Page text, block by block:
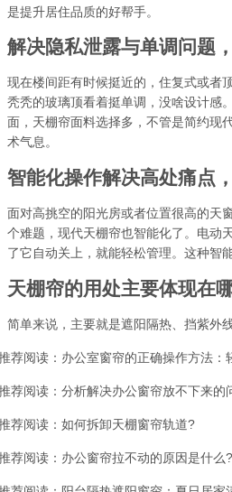
是提升居住品质的好帮手。
解决隐私泄露与单调问题
现在楼间距有时候挺近的，住复式或者
秃秃的玻璃顶看着挺单调，没啥设计感
面，天棚帘面料选择多，不管是简约现
术气息。
智能化操作解决高处痛点
面对高挑空的阳光房或者位置很高的天
个难题，现代天棚帘也智能化了。电动
了它自动关上，就能轻松管理。这种智
天棚帘的用处主要体现在
简单来说，主要就是遮阳隔热、挡紫外
荐阅读： 办公室窗帘的正确操作方法：
荐阅读： 分析解决办公窗帘放不下来的
荐阅读： 如何拆卸天棚窗帘轨道?
荐阅读： 办公窗帘拉不动的原因是什么?